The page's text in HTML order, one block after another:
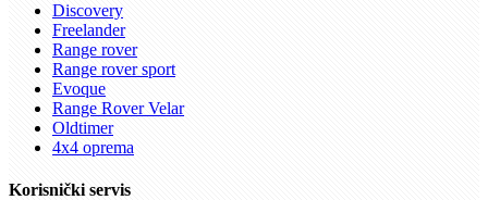
Discovery
Freelander
Range rover
Range rover sport
Evoque
Range Rover Velar
Oldtimer
4x4 oprema
Korisnički servis